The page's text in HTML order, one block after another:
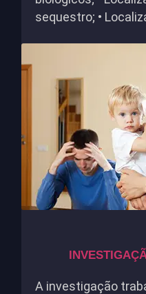
sequestro; •
A investigação